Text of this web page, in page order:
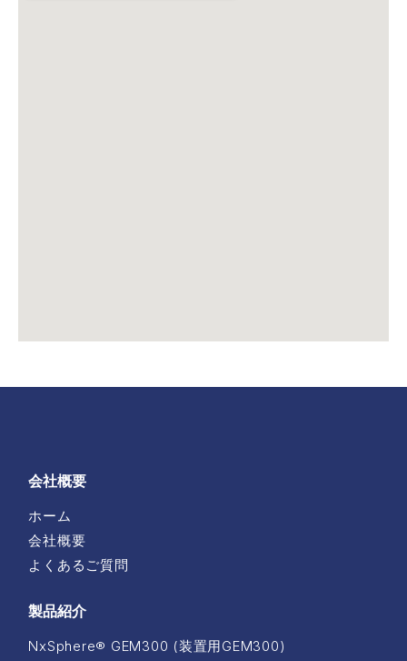
会社概要
ホーム
会社概要
よくあるご質問
製品紹介
NxSphere® GEM300 (装置用GEM300)